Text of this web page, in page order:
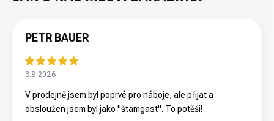
PETR BAUER
3.8.2026
V prodejně jsem byl poprvé pro náboje, ale přijat a
obsloužen jsem byl jako "štamgast". To potěší!